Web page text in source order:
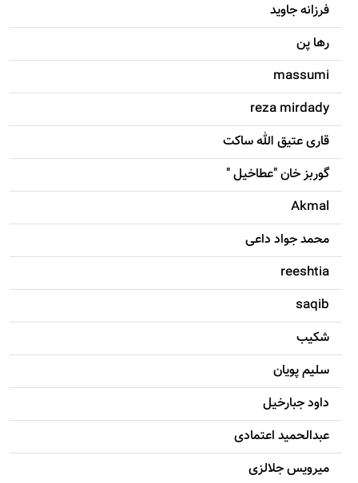
فرزانه جاويد
رها پن
massumi
reza mirdady
قاری عتیق الله ساکت
گوربز خان "عطاخیل "
Akmal
محمد جواد داعی
reeshtia
saqib
شکيب
سليم پویان
داود جبارخیل
عبدالحمید اعتمادی
میرویس جلالزی